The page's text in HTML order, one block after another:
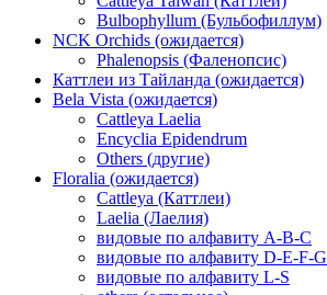
Bulbophyllum (Бульбофиллум)
NCK Orchids (ожидается)
Phalenopsis (Фаленопсис)
Каттлеи из Тайланда (ожидается)
Bela Vista (ожидается)
Cattleya Laelia
Encyclia Epidendrum
Others (другие)
Floralia (ожидается)
Cattleya (Каттлеи)
Laelia (Лаелия)
видовые по алфавиту A-B-C
видовые по алфавиту D-E-F-G
видовые по алфавиту L-S